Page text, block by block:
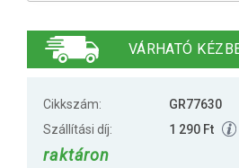
Gorilla Sports
VÁRHATÓ
Cikkszám:
GR77630
Szállítási díj:
1 290 Ft
raktáron